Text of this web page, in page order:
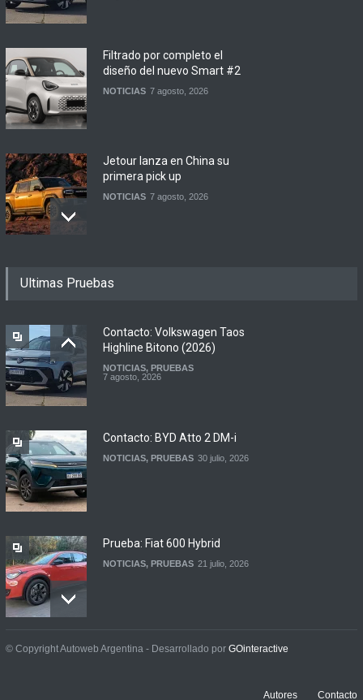
Filtrado por completo el
diseño del nuevo Smart #2
NOTICIAS 7 agosto, 2026
Jetour lanza en China su
primera pick up
NOTICIAS 7 agosto, 2026
renovadas S2 y Skua 150 en
7 agosto, 2026
Argentina y Ecuador
Ultimas Pruebas
Contacto: Volkswagen Taos
Highline Bitono (2026)
NOTICIAS, PRUEBAS
7 agosto, 2026
Contacto: BYD Atto 2 DM-i
NOTICIAS, PRUEBAS 30 julio, 2026
Prueba: Fiat 600 Hybrid
NOTICIAS, PRUEBAS 21 julio, 2026
Prueba: BYD Song Pro GS
© Copyright Autoweb Argentina - Desarrollado por GOinteractive
Autores Contacto